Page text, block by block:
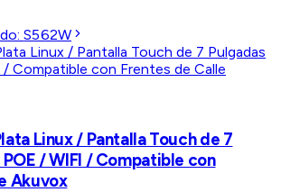
S562W
Linux / Pantalla Touch de 7
/ WIFI / Compatible con
Akuvox